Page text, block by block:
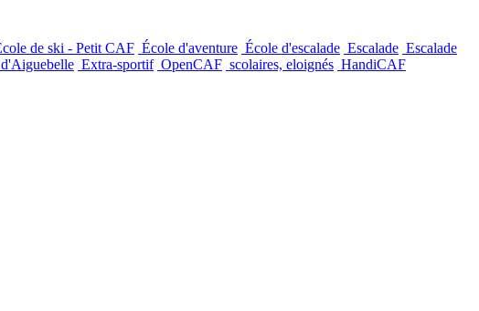
de ski - Petit CAF École d'aventure École d'escalade Escalade Escalade
Extra-sportif OpenCAF scolaires, eloignés HandiCAF